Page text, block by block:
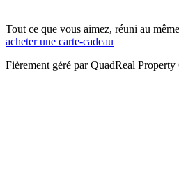
Tout ce que vous aimez, réuni au
acheter une carte-cadeau
Fièrement géré par QuadReal